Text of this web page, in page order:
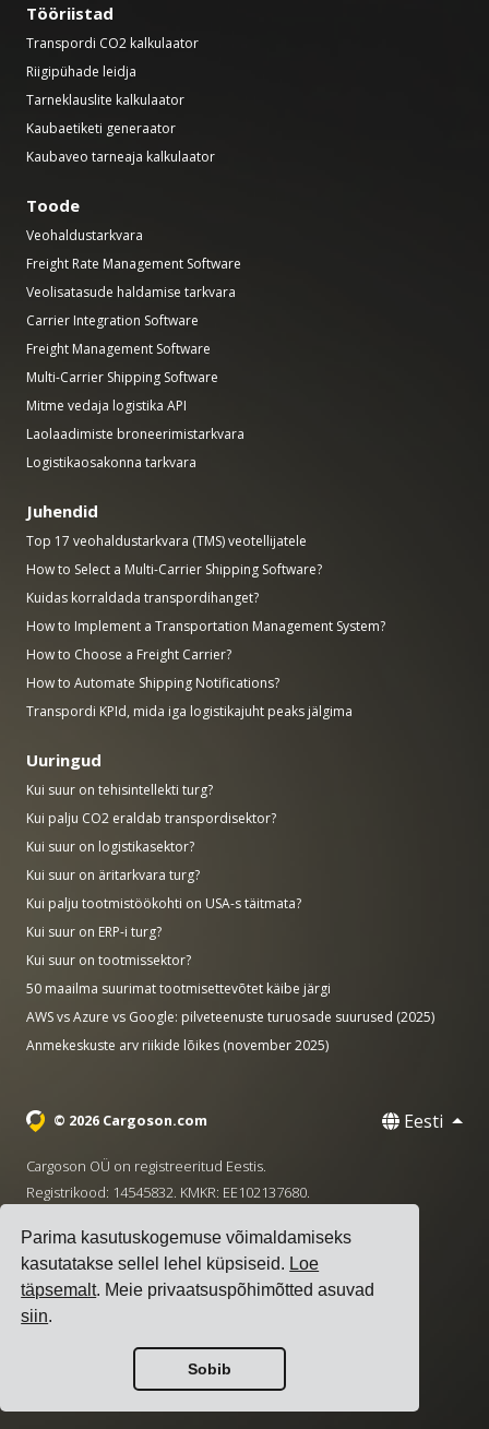
Parima kasutuskogemuse võimaldamiseks
kasutatakse sellel lehel küpsiseid. Loe
täpsemalt. Meie privaatsuspõhimõtted asuvad
siin.
Sobib
Tööriistad
Transpordi CO2 kalkulaator
Riigipühade leidja
Tarneklauslite kalkulaator
Kaubaetiketi generaator
Kaubaveo tarneaja kalkulaator
Toode
Veohaldustarkvara
Freight Rate Management Software
Veolisatasude haldamise tarkvara
Carrier Integration Software
Freight Management Software
Multi-Carrier Shipping Software
Mitme vedaja logistika API
Laolaadimiste broneerimistarkvara
Logistikaosakonna tarkvara
Juhendid
Top 17 veohaldustarkvara (TMS) veotellijatele
How to Select a Multi-Carrier Shipping Software?
Kuidas korraldada transpordihanget?
How to Implement a Transportation Management System?
How to Choose a Freight Carrier?
How to Automate Shipping Notifications?
Transpordi KPId, mida iga logistikajuht peaks jälgima
Uuringud
Kui suur on tehisintellekti turg?
Kui palju CO2 eraldab transpordisektor?
Kui suur on logistikasektor?
Kui suur on äritarkvara turg?
Kui palju tootmistöökohti on USA-s täitmata?
Kui suur on ERP-i turg?
Kui suur on tootmissektor?
50 maailma suurimat tootmisettevõtet käibe järgi
AWS vs Azure vs Google: pilveteenuste turuosade suurused (2025)
Anmekeskuste arv riikide lõikes (november 2025)
© 2026 Cargoson.com Eesti
Cargoson OÜ on registreeritud Eestis.
Registrikood: 14545832. KMKR: EE102137680.
Peakontor: Pärnu mnt. 141, 11314 Tallinn, Eesti
+372 5555 0028·hello@cargoson.com
Teenuse tingimused